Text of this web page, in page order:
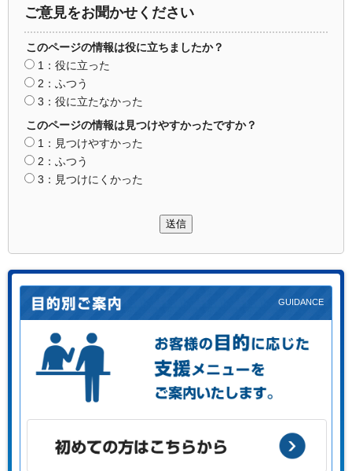
ご意見をお聞かせください
このページの情報は役に立ちましたか？
1：役に立った
2：ふつう
3：役に立たなかった
このページの情報は見つけやすかったですか？
1：見つけやすかった
2：ふつう
3：見つけにくかった
送信
お客様の目的に応じた支援メニューをご案内します。